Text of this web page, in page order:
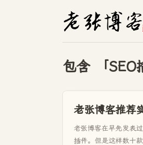
包含 「SEO
老张博客推荐
老张博客在早先发表
插件。但是这样数十